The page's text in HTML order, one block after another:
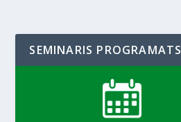
SEMINARIS PROGRAMATS